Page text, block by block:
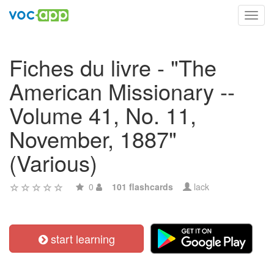
Fiches du livre - "The
American Missionary --
Volume 41, No. 11,
November, 1887"
(Various)
0 101 flashcards lack
start learning